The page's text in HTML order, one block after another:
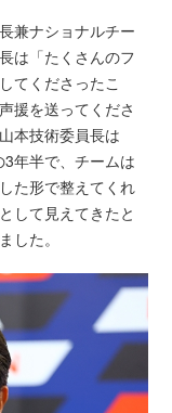
兼ナショナルチー
は「たくさんのフ
てくださったこ
援を送ってくださ
本技術委員長は
3年半で、チームは
た形で整えてくれ
して見えてきたと
した。